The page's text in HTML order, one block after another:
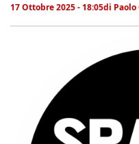
17 Ottobre 2025 - 18:05di